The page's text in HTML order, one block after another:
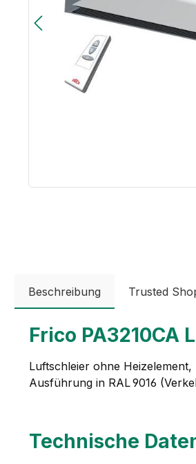
Beschreibung Trusted
Frico
Luftschleier ohne
Ausführung in RAL 9016
Technische